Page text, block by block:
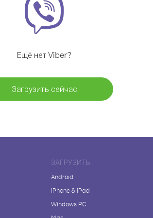
Ещё нет Viber?
Загрузить сейчас
ЗАГРУЗИТЬ
Android
iPhone & iPad
Windows PC